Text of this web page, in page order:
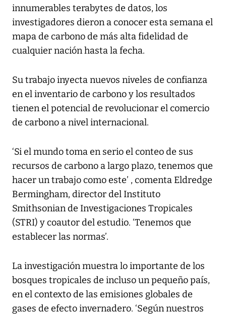
innumerables terabytes de datos, los
investigadores dieron a conocer esta semana el
mapa de carbono de más alta fidelidad de
cualquier nación hasta la fecha.
Su trabajo inyecta nuevos niveles de confianza
en el inventario de carbono y los resultados
tienen el potencial de revolucionar el comercio
de carbono a nivel internacional.
‘Si el mundo toma en serio el conteo de sus
recursos de carbono a largo plazo, tenemos que
hacer un trabajo como este’ , comenta Eldredge
Bermingham, director del Instituto
Smithsonian de Investigaciones Tropicales
(STRI) y coautor del estudio. ‘Tenemos que
establecer las normas’.
La investigación muestra lo importante de los
bosques tropicales de incluso un pequeño país,
en el contexto de las emisiones globales de
gases de efecto invernadero. ‘Según nuestros